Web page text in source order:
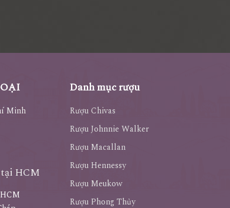
Minh
HCM
Danh mục rượu
Rượu Chivas
Rượu Johnnie Walker
Rượu Macallan
Rượu Hennessy
Rượu Meukow
Rượu Phong Thủy